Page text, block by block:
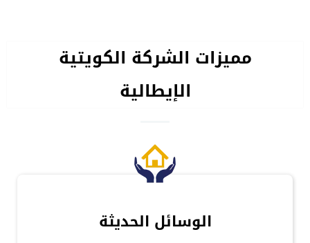
مميزات الشركة الكويتية
الإيطالية
الوسائل الحديثة